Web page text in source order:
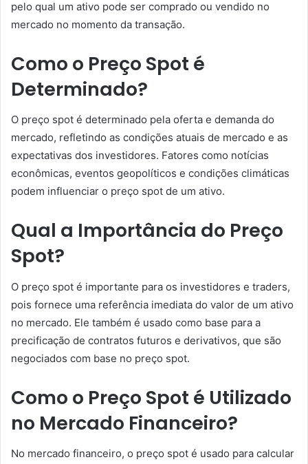
pelo qual um ativo pode ser comprado ou vendido no
mercado no momento da transação.
Como o Preço Spot é
Determinado?
O preço spot é determinado pela oferta e demanda do
mercado, refletindo as condições atuais de mercado e as
expectativas dos investidores. Fatores como notícias
econômicas, eventos geopolíticos e condições climáticas
podem influenciar o preço spot de um ativo.
Qual a Importância do Preço
Spot?
O preço spot é importante para os investidores e traders,
pois fornece uma referência imediata do valor de um ativo
no mercado. Ele também é usado como base para a
precificação de contratos futuros e derivativos, que são
negociados com base no preço spot.
Como o Preço Spot é Utilizado
no Mercado Financeiro?
No mercado financeiro, o preço spot é usado para calcular